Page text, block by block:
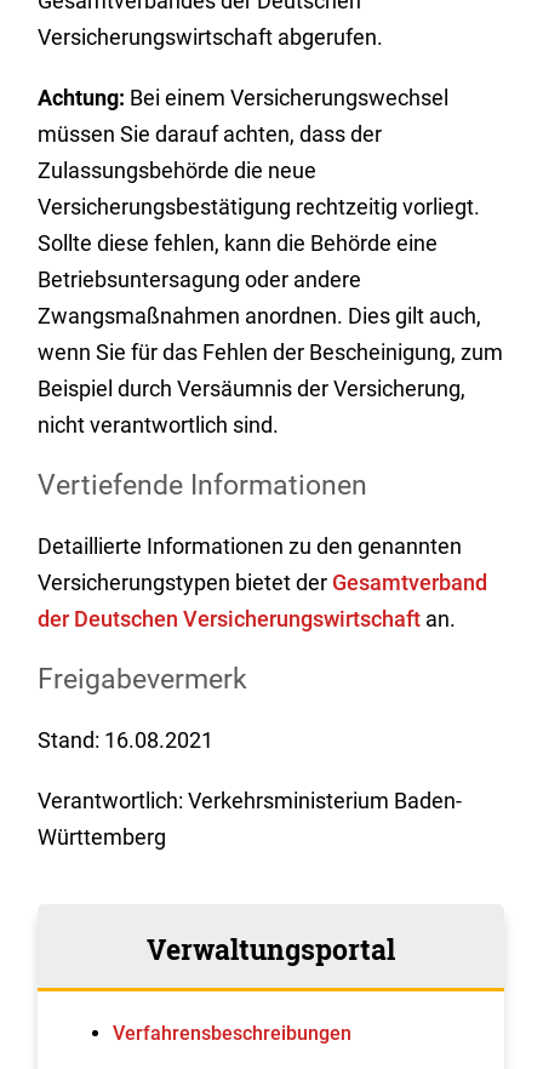
Versicherungswirtschaft abgerufen.
Achtung: Bei einem Versicherungswechsel
müssen Sie darauf achten, dass der
Zulassungsbehörde die neue
Versicherungsbestätigung rechtzeitig vorliegt.
Sollte diese fehlen, kann die Behörde eine
Betriebsuntersagung oder andere
Zwangsmaßnahmen anordnen. Dies gilt auch,
wenn Sie für das Fehlen der Bescheinigung, zum
Beispiel durch Versäumnis der Versicherung,
nicht verantwortlich sind.
Vertiefende Informationen
Detaillierte Informationen zu den genannten
Versicherungstypen bietet der Gesamtverband
der Deutschen Versicherungswirtschaft an.
Freigabevermerk
Stand: 16.08.2021
Verantwortlich: Verkehrsministerium Baden-
Württemberg
Verwaltungsportal
Verfahrens­beschreibungen